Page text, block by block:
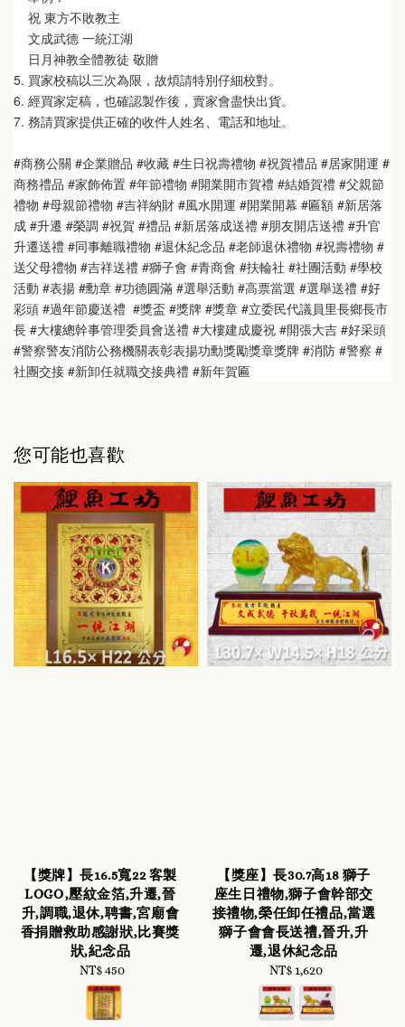
祝 東方不敗教主
文成武德 一統江湖
日月神教全體教徒 敬贈
5. 買家校稿以三次為限，故煩請特別仔細校對。
6. 經買家定稿，也確認製作後，賣家會盡快出貨。
7. 務請買家提供正確的收件人姓名、電話和地址。
#商務公關 #企業贈品 #收藏 #生日祝壽禮物 #祝賀禮品 #居家開運 #
商務禮品 #家飾佈置 #年節禮物 #開業開市賀禮 #結婚賀禮 #父親節
禮物 #母親節禮物 #吉祥納財 #風水開運 #開業開幕 #匾額 #新居落
成 #升遷 #榮調 #祝賀 #禮品 #新居落成送禮 #朋友開店送禮 #升官
升遷送禮 #同事離職禮物 #退休紀念品 #老師退休禮物 #祝壽禮物 #
送父母禮物 #吉祥送禮 #獅子會 #青商會 #扶輪社 #社團活動 #學校
活動 #表揚 #勳章 #功德圓滿 #選舉活動 #高票當選 #選舉送禮 #好
彩頭 #過年節慶送禮  #獎盃 #獎牌 #獎章 #立委民代議員里長鄉長市
長 #大樓總幹事管理委員會送禮 #大樓建成慶祝 #開張大吉 #好采頭
#警察警友消防公務機關表彰表揚功勳獎勵獎章獎牌 #消防 #警察 #
社團交接 #新卸任就職交接典禮 #新年賀匾
您可能也喜歡
【獎牌】長16.5寬22 客製
LOGO,壓紋金箔,升遷,晉
升,調職,退休,聘書,宮廟會
香捐贈救助感謝狀,比賽獎
狀,紀念品
Regular
price
NT$ 450
【獎座】長30.7高18 獅子
座生日禮物,獅子會幹部交
接禮物,榮任卸任禮品,當選
獅子會會長送禮,晉升,升
遷,退休紀念品
Regular
price
NT$ 1,620